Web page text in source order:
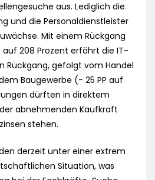
aus. Lediglich die
und die Personaldienstleister
Mit einem Rückgang
208 Prozent erfährt die IT-
Rückgang, gefolgt vom Handel
Baugewerbe (- 25 PP auf
dürften in direktem
abnehmenden Kaufkraft
stehen.
derzeit unter einer extrem
Situation, was